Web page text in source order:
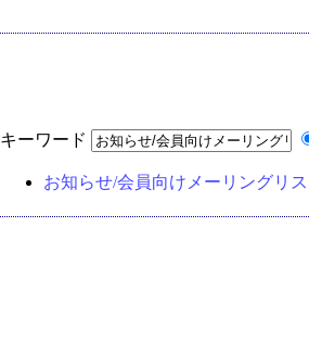
キーワード
お知らせ/会員向けメーリングリ